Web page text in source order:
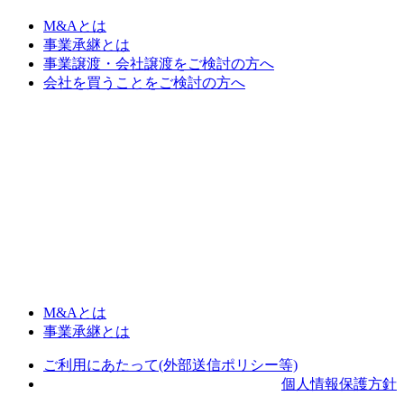
M&Aとは
事業承継とは
事業譲渡・会社譲渡をご検討の方へ
会社を買うことをご検討の方へ
M&Aとは
事業承継とは
ご利用にあたって(外部送信ポリシー等)
個人情報保護方針